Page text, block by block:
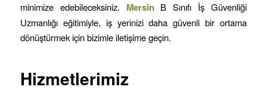
minimize edebileceksiniz. MersinB Sınıfı İş Güvenliği
Uzmanlığı eğitimiyle, iş yerinizi daha güvenli bir ortama
dönüştürmek için bizimle iletişime geçin.
Hizmetlerimiz